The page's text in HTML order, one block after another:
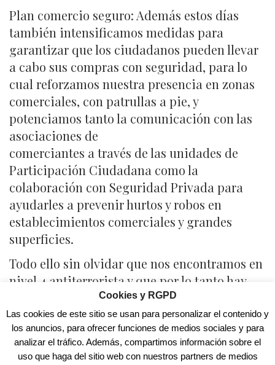
Plan comercio seguro: Además estos días
también intensificamos medidas para
garantizar que los ciudadanos pueden llevar
a cabo sus compras con seguridad, para lo
cual reforzamos nuestra presencia en zonas
comerciales, con patrullas a pie, y
potenciamos tanto la comunicación con las
asociaciones de
comerciantes a través de las unidades de
Participación Ciudadana como la
colaboración con Seguridad Privada para
ayudarles a prevenir hurtos y robos en
establecimientos comerciales y grandes
superficies.
Todo ello sin olvidar que nos encontramos en
nivel 4 antiterrorista y que por lo tanto hay
reforzada la seguridad de ciertas
infraestructuras, edificios y zonas
estratégicas. Para ello se reforzarán las
unidades de seguridad ciudadana en la calle,
Cookies y RGPD
Las cookies de este sitio se usan para personalizar el contenido y
los anuncios, para ofrecer funciones de medios sociales y para
analizar el tráfico. Además, compartimos información sobre el
uso que haga del sitio web con nuestros partners de medios